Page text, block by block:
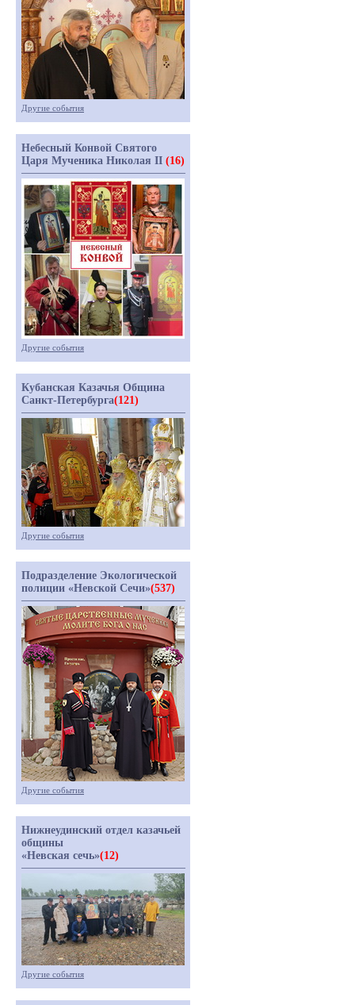
Другие события
Небесный Конвой Святого
Царя Мученика Николая II (16)
Другие события
Кубанская Казачья Община
Санкт-Петербурга(121)
Другие события
Подразделение Экологической
полиции «Невской Сечи»(537)
Другие события
Нижнеудинский отдел казачьей
общины
«Невская сечь»(12)
Другие события